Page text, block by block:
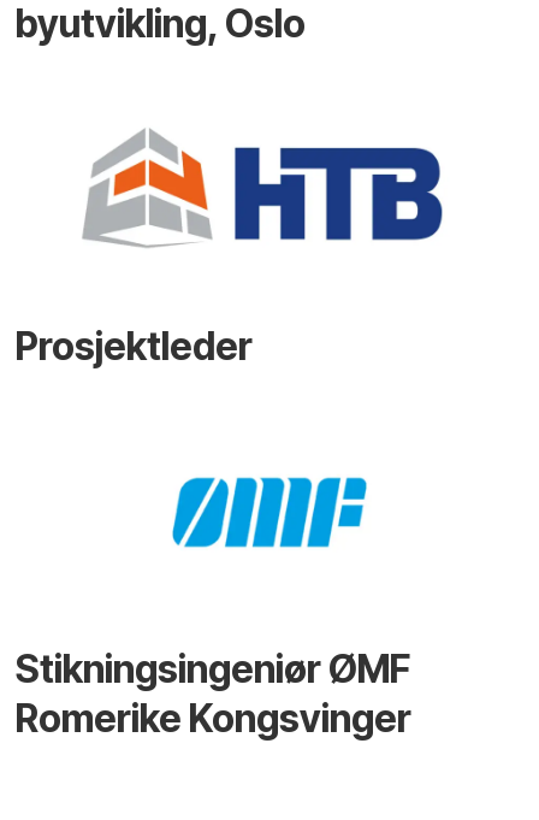
byutvikling, Oslo
Prosjektleder
Stikningsingeniør ØMF
Romerike Kongsvinger